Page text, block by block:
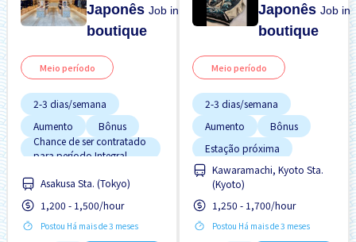
JaponêsJob in
boutique
Meio período
2-3 dias/semana
Aumento
Bônus
Chance de ser contratado
para período Integral
Estrangeiro trabalhando
Menos com o tempo
Potêncial para Salário
Asakusa Sta. (Tokyo)
1,200 - 1,500/hour
Postou Há mais de 3 meses
JaponêsJob in
boutique
Meio período
2-3 dias/semana
Aumento
Bônus
Estação próxima
Estrangeiro trabalhando
Preferência por Homens
Preferência por Mulheres
Kawaramachi, Kyoto Sta.
(Kyoto)
1,250 - 1,700/hour
Postou Há mais de 3 meses